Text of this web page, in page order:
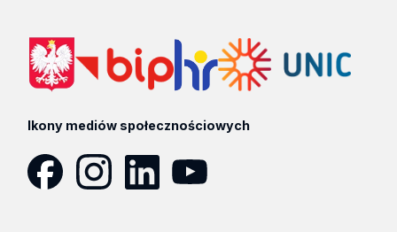
Ikony mediów społecznościowych